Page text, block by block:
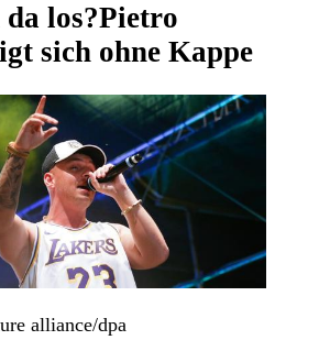
los?Pietro
sich ohne Kappe
alliance/dpa